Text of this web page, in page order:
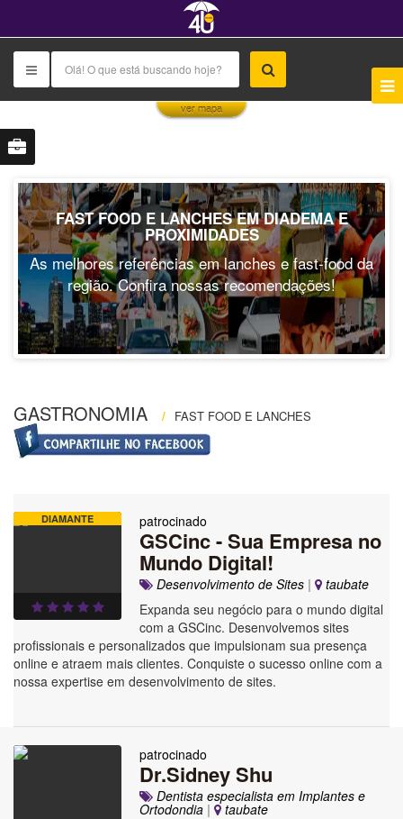
ver mapa
FAST FOOD E LANCHES EM DIADEMA E
PROXIMIDADES
As melhores referências em lanches e fast-food da
região. Confira nossas recomendações!
GASTRONOMIA / FAST FOOD E LANCHES
DIAMANTE patrocinado
GSCinc - Sua Empresa no
Mundo Digital!
Desenvolvimento de Sites |
taubate
Expanda seu negócio para o mundo digital
com a GSCinc. Desenvolvemos sites
profissionais e personalizados que impulsionam sua presença
online e atraem mais clientes. Conquiste o sucesso online com a
nossa expertise em desenvolvimento de sites.
patrocinado
Dr.Sidney Shu
Dentista especialista em Implantes e
Ortodondia |
taubate